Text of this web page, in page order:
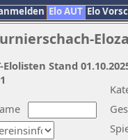
Elo AUT Elo
Elolisten Stand